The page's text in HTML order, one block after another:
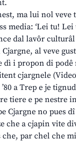
ma lui nol veve
media: ‘Lei tu! Lei
dal lavôr
al veve
dì i propon di podê
cjargnele
a Trep e je
tiere e pe nestre
Cjargne no pues
che a cjapin vite
par chel che